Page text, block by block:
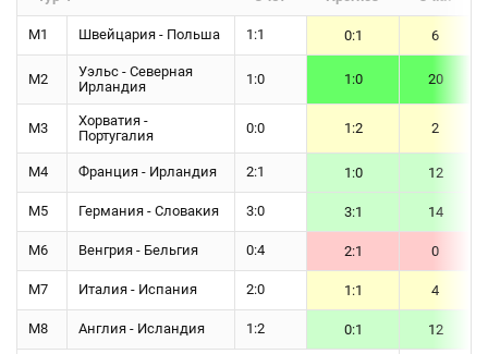
М1 Швейцария - Польша 1:1 0:1 6
М2
Уэльс - Северная
Ирландия
1:0 1:0 20
М3
Хорватия -
Португалия
0:0 1:2 2
М4 Франция - Ирландия 2:1 1:0 12
М5 Германия - Словакия 3:0 3:1 14
М6 Венгрия - Бельгия 0:4 2:1 0
М7 Италия - Испания 2:0 1:1 4
М8 Англия - Исландия 1:2 0:1 12